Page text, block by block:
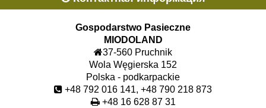
Gospodarstwo Pasieczne
MIODOLAND
37-560 Pruchnik
Wola Węgierska 152
Polska - podkarpackie
+48 792 016 141, +48 790 218 873
+48 16 628 87 31